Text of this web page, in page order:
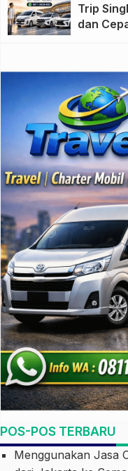
Trip
dan
POS-POS TERBARU
Menggunakan Jasa